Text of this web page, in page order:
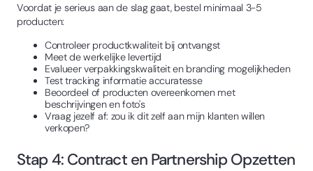
Voordat je serieus aan de slag gaat, bestel minimaal 3-5
producten:
Controleer productkwaliteit bij ontvangst
Meet de werkelijke levertijd
Evalueer verpakkingskwaliteit en branding mogelijkheden
Test tracking informatie accuratesse
Beoordeel of producten overeenkomen met
beschrijvingen en foto's
Vraag jezelf af: zou ik dit zelf aan mijn klanten willen
verkopen?
Stap 4: Contract en Partnership Opzetten